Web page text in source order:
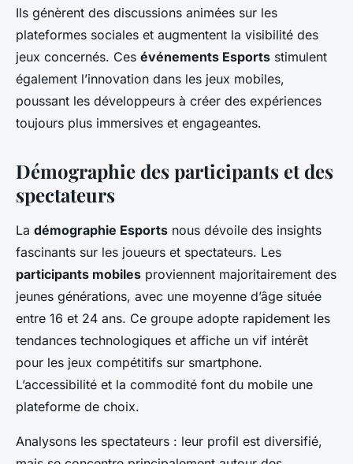
Ils génèrent des discussions animées sur les
plateformes sociales et augmentent la visibilité des
jeux concernés. Ces événements Esports stimulent
également l’innovation dans les jeux mobiles,
poussant les développeurs à créer des expériences
toujours plus immersives et engageantes.
Démographie des participants et des
spectateurs
La démographie Esports nous dévoile des insights
fascinants sur les joueurs et spectateurs. Les
participants mobiles proviennent majoritairement des
jeunes générations, avec une moyenne d’âge située
entre 16 et 24 ans. Ce groupe adopte rapidement les
tendances technologiques et affiche un vif intérêt
pour les jeux compétitifs sur smartphone.
L’accessibilité et la commodité font du mobile une
plateforme de choix.
Analysons les spectateurs : leur profil est diversifié,